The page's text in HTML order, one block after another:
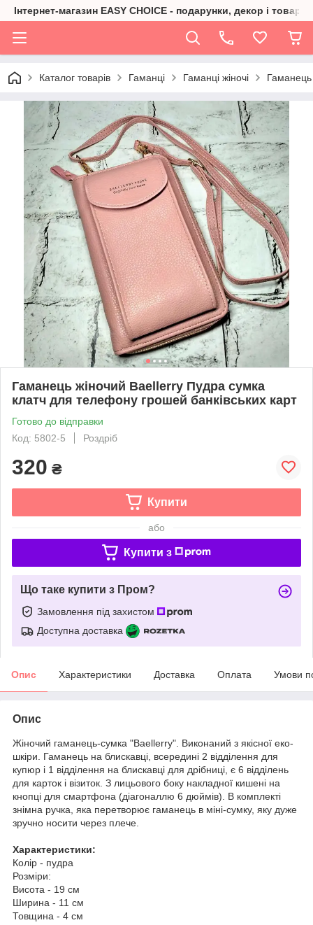
Інтернет-магазин EASY CHOICE - подарунки, декор і товари
Каталог товарів Гаманці Гаманці жіночі Гаманець
Гаманець жіночий Baellerry Пудра сумка
клатч для телефону грошей банківських карт
Готово до відправки
Код: 5802-5
Роздріб
320 ₴
Купити
або
Купити з
Що таке купити з Пром?
Замовлення під захистом
Доступна доставка
Опис Характеристики Доставка Оплата Умови
Опис
Жіночий гаманець-сумка "Baellerry". Виконаний з якісної еко-
шкіри. Гаманець на блискавці, всередині 2 відділення для
купюр і 1 відділення на блискавці для дрібниці, є 6 відділень
для карток і візиток. З лицьового боку накладної кишені на
кнопці для смартфона (діагоналлю 6 дюймів). В комплекті
знімна ручка, яка перетворює гаманець в міні-сумку, яку дуже
зручно носити через плече.
Характеристики:
Колір - пудра
Розміри:
Висота - 19 см
Ширина - 11 см
Товщина - 4 см